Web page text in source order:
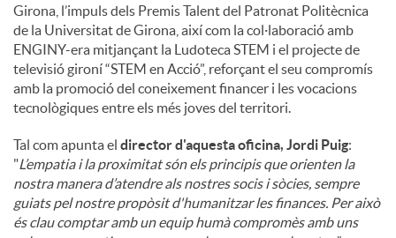
Girona, l’impuls dels Premis Talent del Patronat Politècnica
de la Universitat de Girona, així com la col·laboració amb
ENGINY-era mitjançant la Ludoteca STEM i el projecte de
televisió gironí “STEM en Acció”, reforçant el seu compromís
amb la promoció del coneixement financer i les vocacions
tecnològiques entre els més joves del territori.
Tal com apunta el director d'aquesta oficina, Jordi Puig:
"L’empatia i la proximitat són els principis que orienten la
nostra manera d’atendre als nostres socis i sòcies, sempre
guiats pel nostre propòsit d'humanitzar les finances. Per això
és clau comptar amb un equip humà compromès amb uns